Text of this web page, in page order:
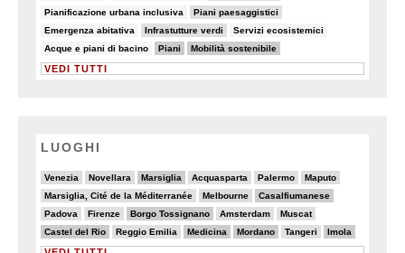
Pianificazione urbana inclusiva
5/82 Piani paesaggistici
10/82
Emergenza abitativa
7/82 Infrastutture verdi
10/82 Servizi ecosistemici
6/82
Acque e piani di bacino
5/82 Piani
28/82 Mobilità sostenibile
25/82
VEDI TUTTI
LUOGHI
Venezia
4/20 Novellara
4/20 Marsiglia
6/20 Acquasparta
3/20 Palermo
2/20 Maputo
4/20
Marsiglia, Cité de la Méditerranée
2/20 Melbourne
5/20 Casalfiumanese
6/20
Padova
2/20 Firenze
2/20 Borgo Tossignano
6/20 Amsterdam
3/20 Muscat
3/20
Castel del Rio
6/20 Reggio Emilia
2/20 Medicina
6/20 Mordano
6/20 Tangeri
2/20 Imola
6/20